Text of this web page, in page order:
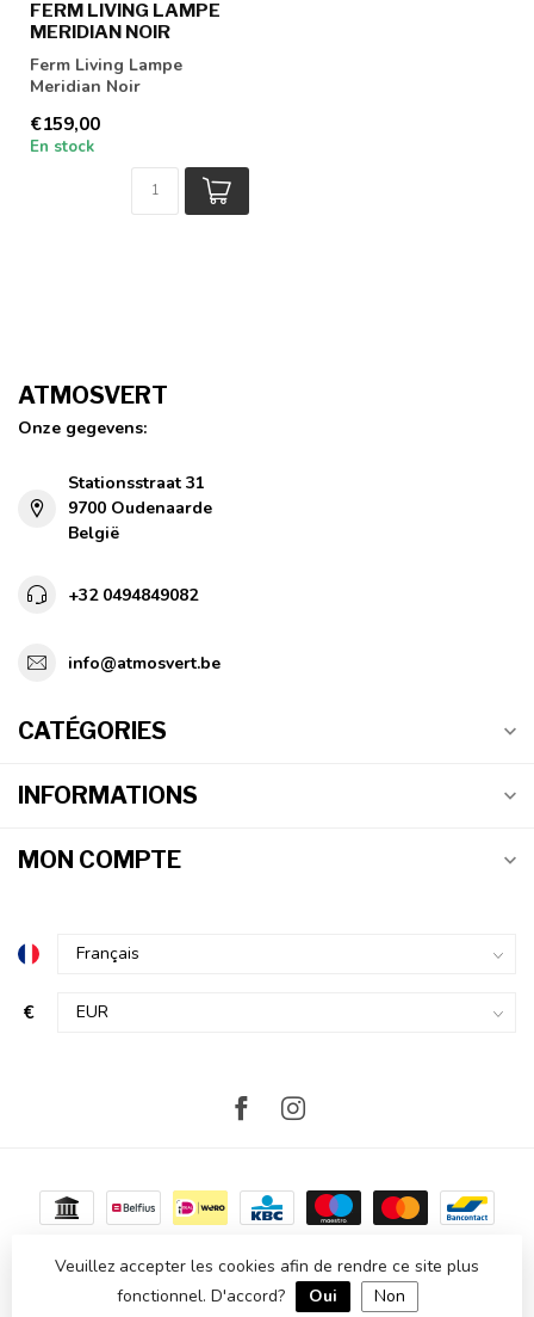
FERM LIVING LAMPE
MERIDIAN NOIR
Ferm Living Lampe
Meridian Noir
€159,00
En stock
ATMOSVERT
Onze gegevens:
Stationsstraat 31
9700 Oudenaarde
België
+32 0494849082
info@atmosvert.be
CATÉGORIES
INFORMATIONS
MON COMPTE
€
© Copyright 2026 Atmosvert- Powered byLightspeed
Veuillez accepter les cookies afin de rendre ce site plus
fonctionnel. D'accord?
Oui Non